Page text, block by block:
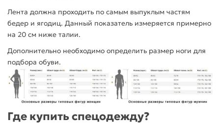
Лента должна проходить по самым выпуклым частям
бедер и ягодиц. Данный показатель измеряется примерно
на 20 см ниже талии.
Дополнительно необходимо определить размер ноги для
подбора обуви.
Где купить спецодежду?